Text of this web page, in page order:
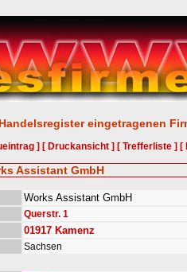
eingetragenen
] [ Druckansicht ] [ Trefferliste ] [
Assistant GmbH
Works Assistant GmbH
Querstr. 1
01917 Kamenz
Sachsen